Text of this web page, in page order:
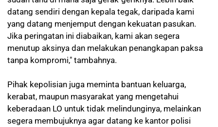
datang sendiri dengan kepala tegak, daripada kami
yang datang menjemput dengan kekuatan pasukan.
Jika peringatan ini diabaikan, kami akan segera
menutup aksinya dan melakukan penangkapan paksa
tanpa kompromi," tambahnya.
Pihak kepolisian juga meminta bantuan keluarga,
kerabat, maupun masyarakat yang mengetahui
keberadaan LO untuk tidak melindunginya, melainkan
segera membujuknya agar datang ke kantor polisi